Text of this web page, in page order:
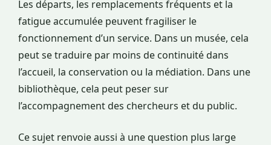
Les départs, les remplacements fréquents et la
fatigue accumulée peuvent fragiliser le
fonctionnement d’un service. Dans un musée, cela
peut se traduire par moins de continuité dans
l’accueil, la conservation ou la médiation. Dans une
bibliothèque, cela peut peser sur
l’accompagnement des chercheurs et du public.
Ce sujet renvoie aussi à une question plus large